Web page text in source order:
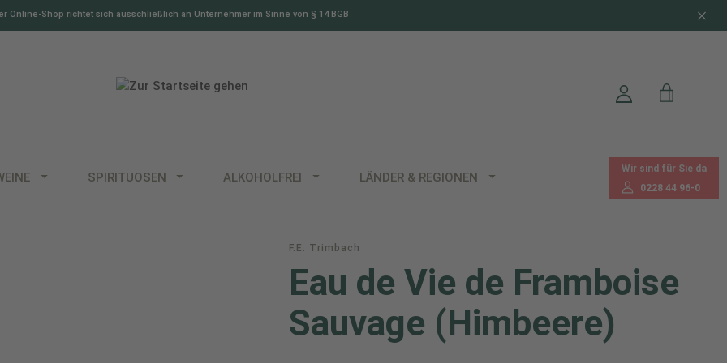
Online-Shop richtet sich ausschließlich an Unternehmer im Sinne von § 14 BGB
SPIRITUOSEN ALKOHOLFREI LÄNDER & REGIONEN
Wir sind für Sie da
0228 44 96-0
F.E. Trimbach
Eau de Vie de Framboise
Sauvage (Himbeere)